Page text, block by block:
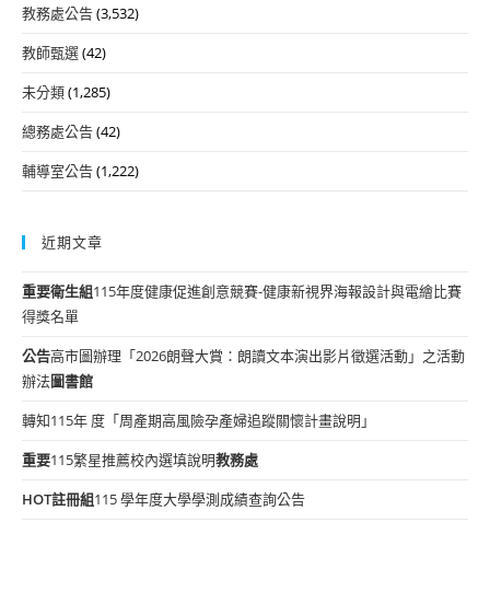
教務處公告(3,532)
教師甄選(42)
未分類(1,285)
總務處公告(42)
輔導室公告(1,222)
近期文章
重要衛生組115年度健康促進創意競賽-健康新視界海報設計與電繪比賽
得獎名單
公告高市圖辦理「2026朗聲大賞：朗讀文本演出影片徵選活動」之活動
辦法圖書館
轉知115年 度「周產期高風險孕產婦追蹤關懷計畫說明」
重要115繁星推薦校內選填說明教務處
HOT註冊組115 學年度大學學測成績查詢公告